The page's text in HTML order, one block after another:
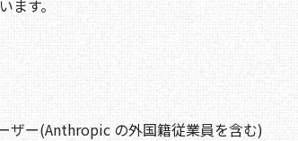
す。
ザー(Anthropic の外国籍従業員を含む)